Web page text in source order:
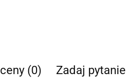
(0) Zadaj pytanie